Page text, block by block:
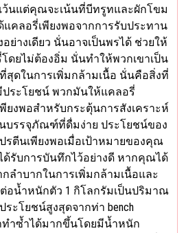
ว้นแต่คุณจะเน้นที่บีทรูทและผักโขม
คลอรี่เพียงพอจากการรับประทาน
ย่างเดียว นั่นอาจเป็นพรได้ ช่วยให้
ยไม่ต้องอิ่ม นั่นทำให้พวกเขาเป็น
สุดในการเพิ่มกล้ามเนื้อ นั่นคือสิ่งที่
ระโยชน์ พวกมันให้แคลอรี่
ยงพอสำหรับกระตุ้นการสังเคราะห์
บรรจุภัณฑ์ที่ดื่มง่าย ประโยชน์ของ
รตีนเพียงพอเมื่อเป้าหมายของคุณ
ด้รับการบันทึกไว้อย่างดี หากคุณได้
ลำบากในการเพิ่มกล้ามเนื้อและ
อน้ำหนักตัว 1 กิโลกรัมเป็นปริมาณ
ะโยชน์สูงสุดจากท่า bench
ทำซ้ำได้มากขึ้นโดยมีน้ำหนัก